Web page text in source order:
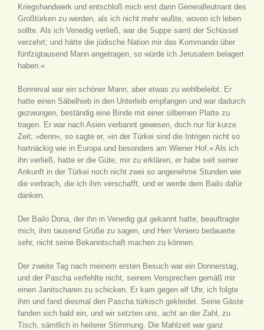
Kriegshandwerk und entschloß mich erst dann Generalleutnant des
Großtürken zu werden, als ich nicht mehr wußte, wovon ich leben
sollte. Als ich Venedig verließ, war die Suppe samt der Schüssel
verzehrt; und hätte die jüdische Nation mir das Kommando über
fünfzigtausend Mann angetragen, so würde ich Jerusalem belagert
haben.«
Bonneval war ein schöner Mann, aber etwas zu wohlbeleibt. Er
hatte einen Säbelhieb in den Unterleib empfangen und war dadurch
gezwungen, beständig eine Binde mit einer silbernen Platte zu
tragen. Er war nach Asien verbannt gewesen, doch nur für kurze
Zeit; »denn«, so sagte er, »in der Türkei sind die Intrigen nicht so
hartnäckig wie in Europa und besonders am Wiener Hof.« Als ich
ihn verließ, hatte er die Güte, mir zu erklären, er habe seit seiner
Ankunft in der Türkei noch nicht zwei so angenehme Stunden wie
die verbrach, die ich ihm verschafft, und er werde dem Bailo dafür
danken.
Der Bailo Dona, der ihn in Venedig gut gekannt hatte, beauftragte
mich, ihm tausend Grüße zu sagen, und Herr Veniero bedauerte
sehr, nicht seine Bekanntschaft machen zu können.
Der zweite Tag nach meinem ersten Besuch war ein Donnerstag,
und der Pascha verfehlte nicht, seinem Versprechen gemäß mir
einen Janitscharen zu schicken. Er kam gegen elf Uhr, ich folgte
ihm und fand diesmal den Pascha türkisch gekleidet. Seine Gäste
fanden sich bald ein, und wir setzten uns, acht an der Zahl, zu
Tisch, sämtlich in heiterer Stimmung. Die Mahlzeit war ganz